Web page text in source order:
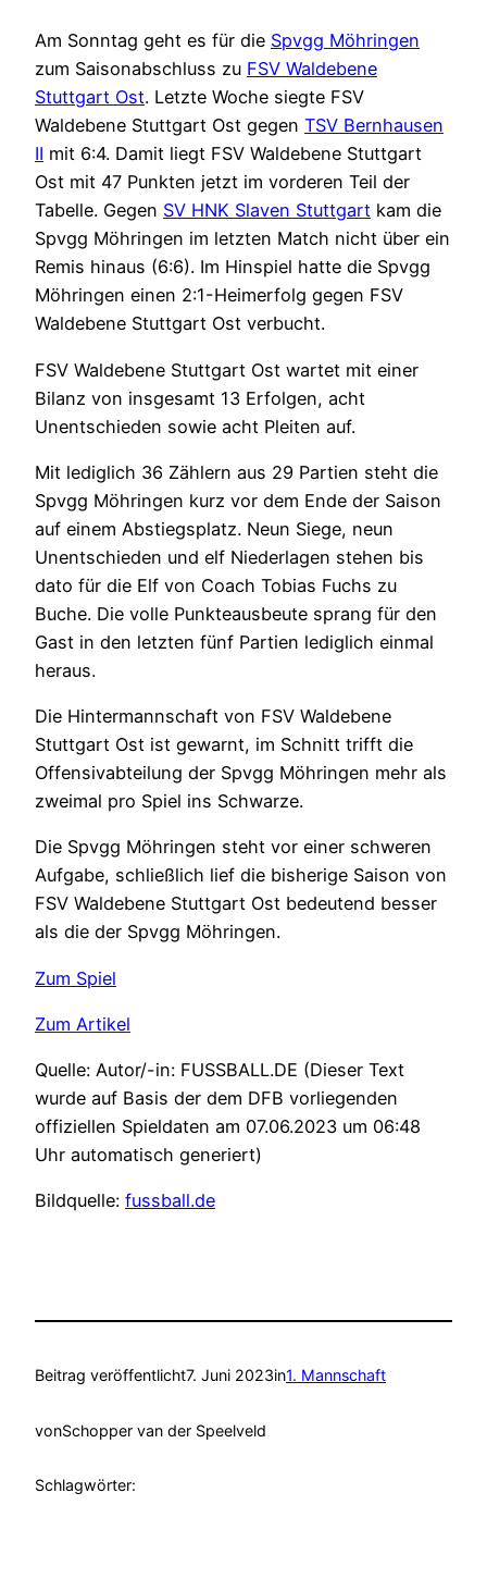
Am Sonntag geht es für die Spvgg Möhringen
zum Saisonabschluss zu FSV Waldebene
Stuttgart Ost. Letzte Woche siegte FSV
Waldebene Stuttgart Ost gegen TSV Bernhausen
II mit 6:4. Damit liegt FSV Waldebene Stuttgart
Ost mit 47 Punkten jetzt im vorderen Teil der
Tabelle. Gegen SV HNK Slaven Stuttgart kam die
Spvgg Möhringen im letzten Match nicht über ein
Remis hinaus (6:6). Im Hinspiel hatte die Spvgg
Möhringen einen 2:1-Heimerfolg gegen FSV
Waldebene Stuttgart Ost verbucht.
FSV Waldebene Stuttgart Ost wartet mit einer
Bilanz von insgesamt 13 Erfolgen, acht
Unentschieden sowie acht Pleiten auf.
Mit lediglich 36 Zählern aus 29 Partien steht die
Spvgg Möhringen kurz vor dem Ende der Saison
auf einem Abstiegsplatz. Neun Siege, neun
Unentschieden und elf Niederlagen stehen bis
dato für die Elf von Coach Tobias Fuchs zu
Buche. Die volle Punkteausbeute sprang für den
Gast in den letzten fünf Partien lediglich einmal
heraus.
Die Hintermannschaft von FSV Waldebene
Stuttgart Ost ist gewarnt, im Schnitt trifft die
Offensivabteilung der Spvgg Möhringen mehr als
zweimal pro Spiel ins Schwarze.
Die Spvgg Möhringen steht vor einer schweren
Aufgabe, schließlich lief die bisherige Saison von
FSV Waldebene Stuttgart Ost bedeutend besser
als die der Spvgg Möhringen.
Zum Spiel
Zum Artikel
Quelle: Autor/-in: FUSSBALL.DE (Dieser Text
wurde auf Basis der dem DFB vorliegenden
offiziellen Spieldaten am 07.06.2023 um 06:48
Uhr automatisch generiert)
Bildquelle: fussball.de
Beitrag veröffentlicht7. Juni 2023in1. Mannschaft
vonSchopper van der Speelveld
Schlagwörter: